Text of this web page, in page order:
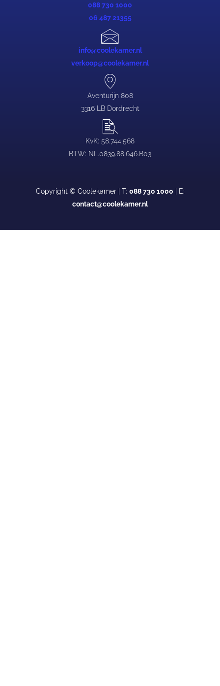
088 730 1000
06 487 21355
info@coolekamer.nl
verkoop@coolekamer.nl
Aventurijn 808
3316 LB Dordrecht
KvK: 58.744.568
BTW: NL.0839.88.646.B03
Copyright © Coolekamer | T: 088 730 1000 | E:
contact@coolekamer.nl